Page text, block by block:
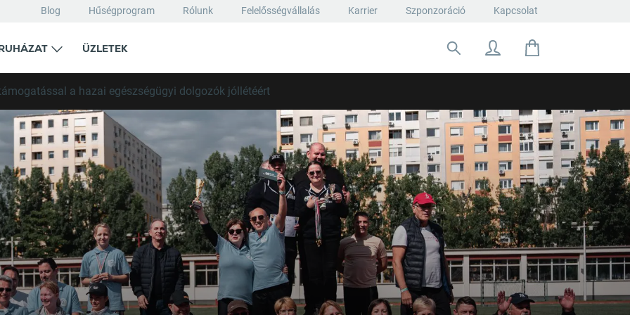
Blog Hűségprogram Rólunk Felelősségvállalás Karrier Szponzoráció Kapcsolat
RUHÁZAT ÜZLETEK
Keresés:
a hazai egészségügyi dolgozók jóllétéért